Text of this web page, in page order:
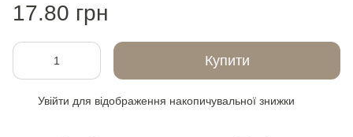
17.80 грн
Купити
Увійти для відображення накопичувальної знижки